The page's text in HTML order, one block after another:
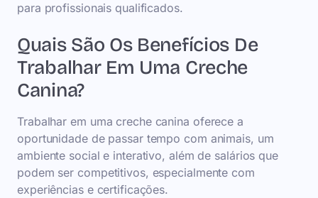
para profissionais qualificados.
Quais São Os Benefícios De
Trabalhar Em Uma Creche
Canina?
Trabalhar em uma creche canina oferece a
oportunidade de passar tempo com animais, um
ambiente social e interativo, além de salários que
podem ser competitivos, especialmente com
experiências e certificações.